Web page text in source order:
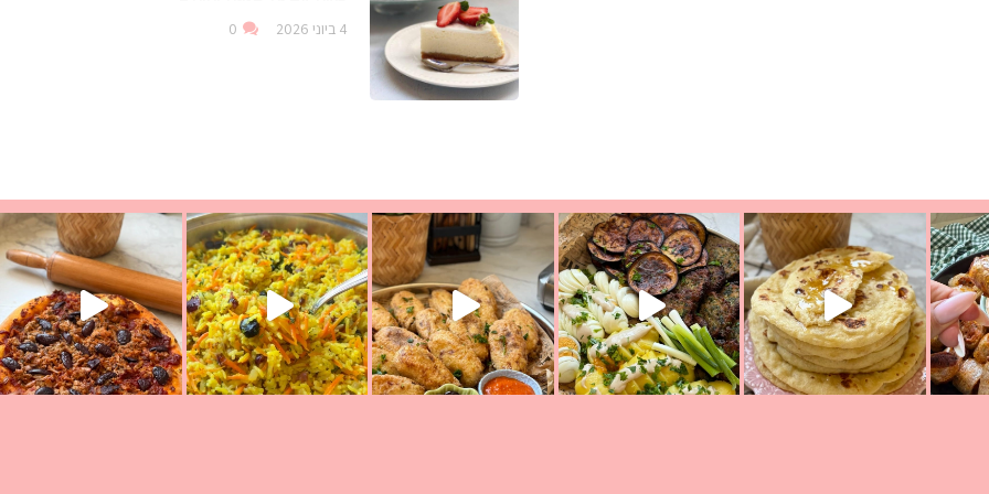
4 ביוני 2026 0
מעול
לאכול משהו אז מה בשבילכם? בפ
פסטל טוניסאי לתשעת הימים, חשבתי מה לחדש לכם ונראה
אורז יצירתי לתשעת הימים ולכבוד שבת קודשלמתכון
פיצה של תשעת הימים ולמה היא נקראת ככה? ההסבר בסרטו